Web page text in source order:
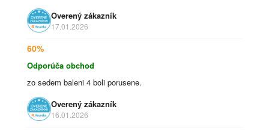
Overený zákazník
17.01.2026
60%
Odporúča obchod
zo sedem baleni 4 boli porusene.
Overený zákazník
16.01.2026